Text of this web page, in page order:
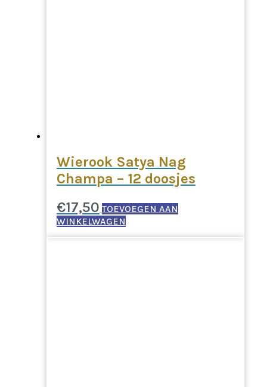
Wierook Satya Nag
Champa – 12 doosjes
€17,50 TOEVOEGEN AAN
WINKELWAGEN